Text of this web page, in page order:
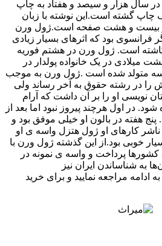
سال هزار و سیصد و هفتاد به چاپ
چاپ گشته است.این نوشته با زبان
و بیست و هشت صفحه است.ژول ورن
فرانسوی بود که اثرهای بسیار زیادی
است. ژول ورن در هشتم فوریه
در یک خانواده پولدار در
متولد شده است .ژول ورن به موجب
در رشته حقوق به آخر رساند ولی
نویسی او را بر آن داشت که آرام
در اول هرچند پیروز نبود اما بعد از
هفته در بالون او خیلی موفق بود و
ناشر کارهای او ژول هتزل واسه ی او
خوبی بود.از این گذشته ژول ورن با
کشورها پرداخت و واسه ی نمونه در
به شناساندن ایران نیز
ادامه مراجعه نمایید و برای خرید